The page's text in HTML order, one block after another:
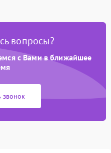
₽ Подробнее →
вопросы?
с Вами в ближайшее
звонок